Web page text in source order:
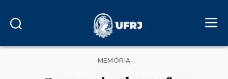
Categorias
MEMÓRIA